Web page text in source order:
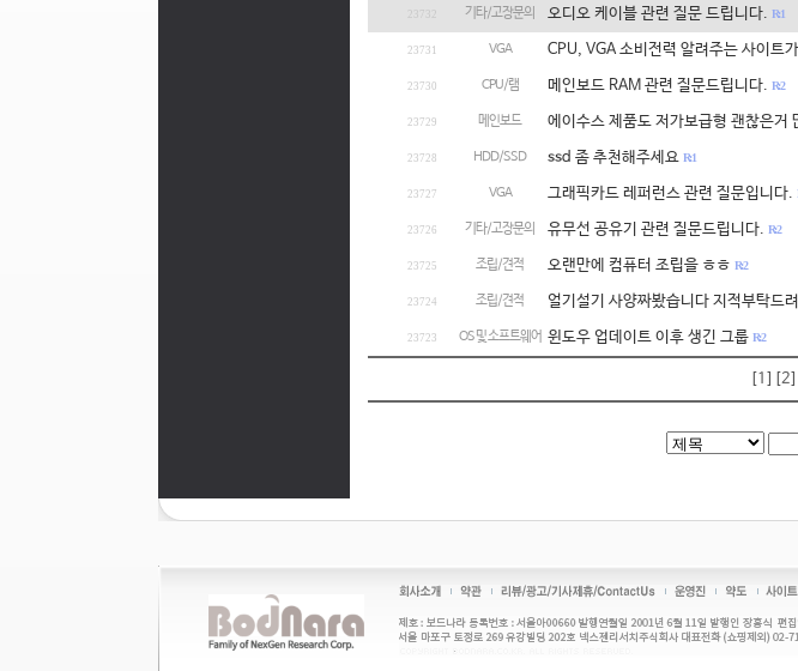
23732 기타/고장문의 오디오 케이블 관련 질문 드립니다. R: 1
23731 VGA CPU, VGA 소비전력 알려주는 사이트
23730 CPU/램 메인보드 RAM 관련 질문드립니다. R: 2
23729 메인보드 에이수스 제품도 저가보급형 괜찮은거
23728 HDD/SSD ssd 좀 추천해주세요 R: 1
23727 VGA 그래픽카드 레퍼런스 관련 질문입니다.
23726 기타/고장문의 유무선 공유기 관련 질문드립니다. R: 2
23725 조립/견적 오랜만에 컴퓨터 조립을 ㅎㅎ R: 2
23724 조립/견적 얼기설기 사양짜봤습니다 지적부탁드
23723 OS 및 소프트웨어 윈도우 업데이트 이후 생긴 그룹 R: 2
[1] [2]